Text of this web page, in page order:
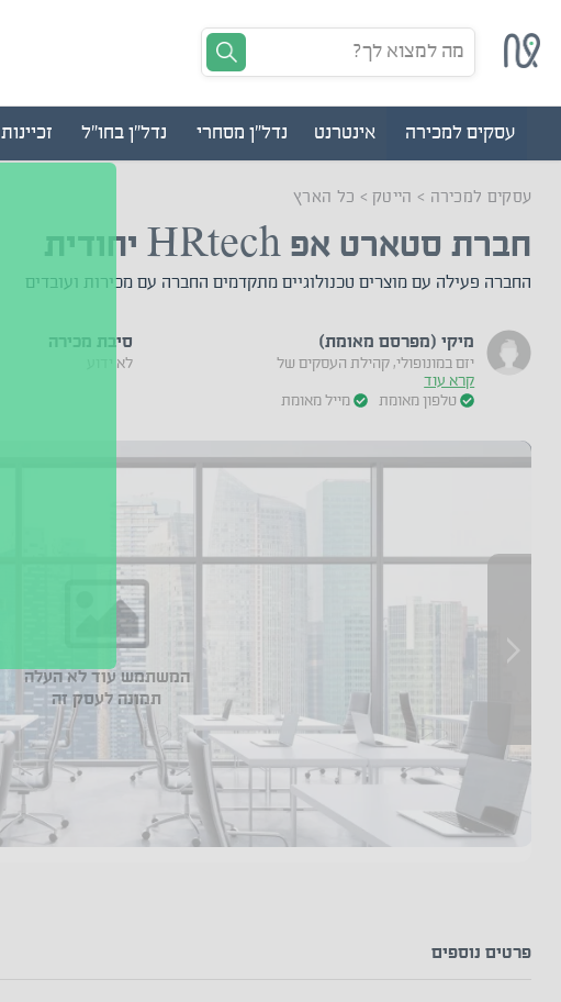
מה למצוא לך?
עסקים למכירה אינטרנט נדל"ן מסחרי נדל"ן בחו"ל זכיינות
עסקים למכירה > הייטק> כל הארץ
חברת סטארט אפ HRtech יחודית
החברה פעילה עם מוצרים טכנולוגיים מתקדמים החברה עם מכירות ועובדים
מיקי (מפרסם מאומת)
יזם במונופולי, קהילת העסקים של
קרא עוד
טלפון מאומת
מייל מאומת
סיבת מכירה
לא ידוע
המשתמש עוד לא העלה
תמונה לעסק זה
פרטים נוספים